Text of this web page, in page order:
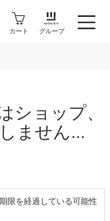
カート グループ
ショップ、
ません...
限を経過している可能性